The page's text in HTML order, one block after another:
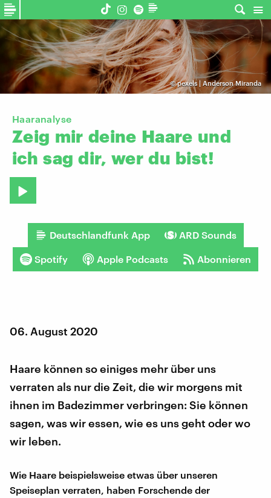
©pexels | Anderson Miranda
Haaranalyse
Zeig mir deine Haare und
ich sag dir, wer du bist!
Deutschlandfunk App ARD Sounds
Spotify Apple Podcasts Abonnieren
06. August 2020
Haare können so einiges mehr über uns
verraten als nur die Zeit, die wir morgens mit
ihnen im Badezimmer verbringen: Sie können
sagen, was wir essen, wie es uns geht oder wo
wir leben.
Wie Haare beispielsweise etwas über unseren
Speiseplan verraten, haben Forschende der